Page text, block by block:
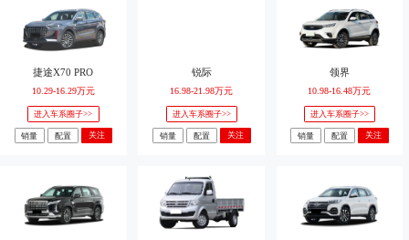
捷途X70 PRO
10.29-16.29万元
进入车系圈子>>
销量 配置 关注
锐际
16.98-21.98万元
进入车系圈子>>
销量 配置 关注
领界
10.98-16.48万元
进入车系圈子>>
销量 配置 关注